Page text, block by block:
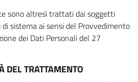
sono altresì trattati dai soggetti
sistema ai sensi del Provvedimento
dei Dati Personali del 27
DEL TRATTAMENTO